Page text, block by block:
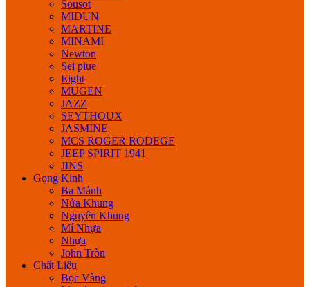
Sousot
MIDUN
MARTINE
MINAMI
Newton
Sei piue
Eight
MUGEN
JAZZ
SEYTHOUX
JASMINE
MCS ROGER RODEGE
JEEP SPIRIT 1941
JINS
Gọng Kính
Ba Mảnh
Nửa Khung
Nguyên Khung
Mí Nhựa
Nhựa
John Tròn
Chất Liệu
Bọc Vàng